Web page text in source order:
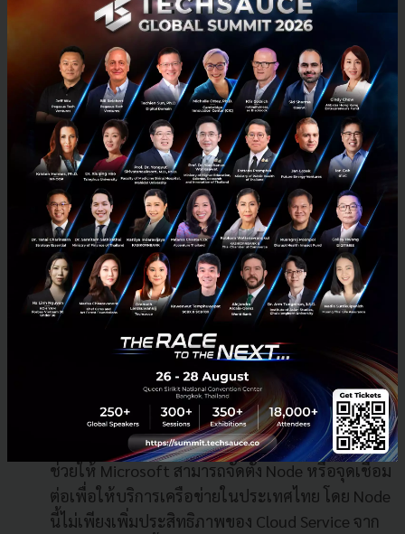
บทบาท Digital Transformation Enabler ระดับ
โลกของ AIS และรางวัลการันตี Partnership แห่งปี
จาก Microsoft
AIS ร่วมมือกับพันธมิตรมากมายทั้งในไทยและระดับโลก
เพื่อนำเสนอ Solution ที่ตอบโจทย์ความต้องการของธุรกิจ
ซึ่งความสัมพันธ์ของ AIS กับ Microsoft เริ่มต้นอย่างเป็น
ทางการตั้งแต่ปี 2017 สร้างความสำเร็จในตลาดอย่างต่อ
เนื่อง และมีส่วนช่วยสนับสนุนองค์กรไทยเข้าถึงและใช้งาน
เทคโนโลยีประสิทธิภาพสูงจาก Microsoft
นอกเหนือจากการเป็นผู้เสนอบริการแก่ธุรกิจแ้ว AIS กับ
Microsoft ยังเป็น Network Partnership ซึ่งช่วยให้คน
ไทยได้ใช้บริการประสิทธิภาพสูงมาตรฐานโลกไม่ว่าจะเป็น
Microsoft Edge Node ในประเทศไทยAIS มีส่วน
ช่วยให้ Microsoft สามารถจัดตั้ง Node หรือจุดเชื่อม
ต่อเพื่อให้บริการเครือข่ายในประเทศไทย โดย Node
นี้ไม่เพียงเพิ่มประสิทธิภาพของ Cloud Service จาก